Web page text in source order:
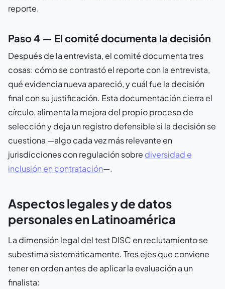
reporte.
Paso 4 — El comité documenta la decisión
Después de la entrevista, el comité documenta tres
cosas: cómo se contrastó el reporte con la entrevista,
qué evidencia nueva apareció, y cuál fue la decisión
final con su justificación. Esta documentación cierra el
círculo, alimenta la mejora del propio proceso de
selección y deja un registro defensible si la decisión se
cuestiona —algo cada vez más relevante en
jurisdicciones con regulación sobre diversidad e
inclusión en contratación—.
Aspectos legales y de datos
personales en Latinoamérica
La dimensión legal del test DISC en reclutamiento se
subestima sistemáticamente. Tres ejes que conviene
tener en orden antes de aplicar la evaluación a un
finalista: